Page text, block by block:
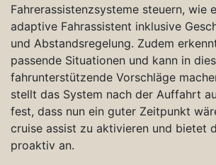
Fahrerassistenzsysteme steuern, wie
adaptive Fahrassistent inklusive
und Abstandsregelung. Zudem
passende Situationen und kann in
fahrunterstützende Vorschläge
stellt das System nach der Auffahrt
fest, dass nun ein guter Zeitpunkt
cruise assist zu aktivieren und bietet
proaktiv an.